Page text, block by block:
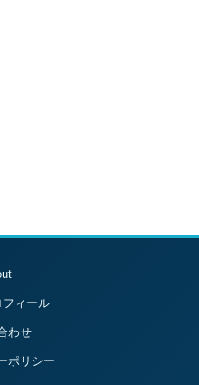
ィール
わせ
ポリシー